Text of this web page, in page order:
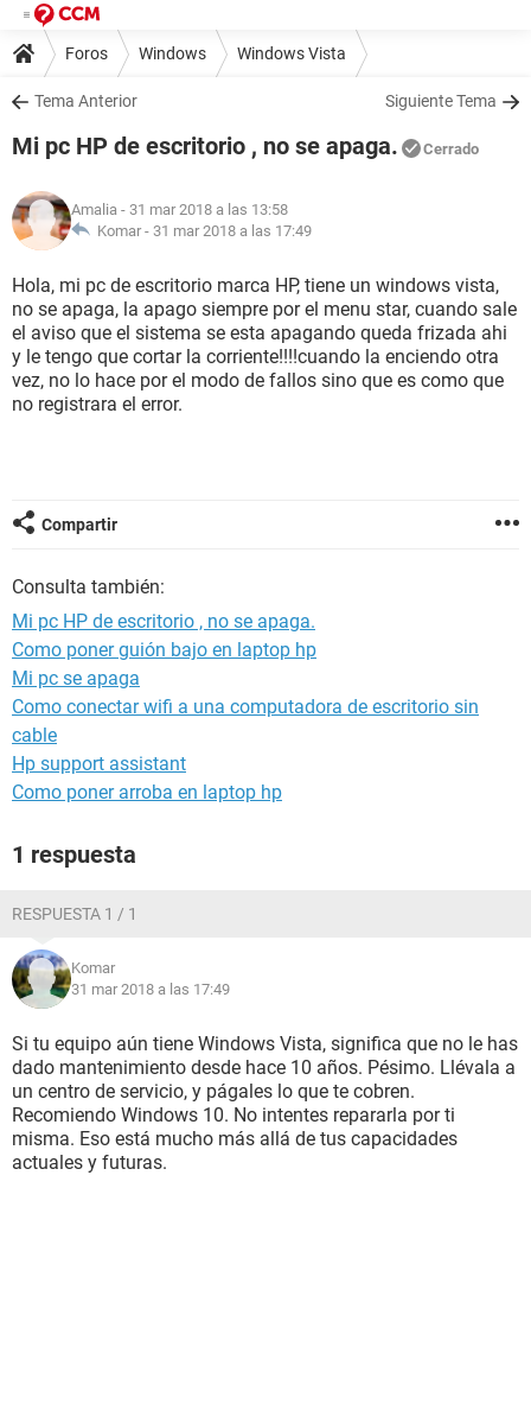
Foros Windows Windows Vista
Tema Anterior Siguiente Tema
Mi pc HP de escritorio , no se apaga. Cerrado
Amalia - 31 mar 2018 a las 13:58
Komar - 31 mar 2018 a las 17:49
Hola, mi pc de escritorio marca HP, tiene un windows vista,
no se apaga, la apago siempre por el menu star, cuando sale
el aviso que el sistema se esta apagando queda frizada ahi
y le tengo que cortar la corriente!!!!cuando la enciendo otra
vez, no lo hace por el modo de fallos sino que es como que
no registrara el error.
Compartir
Consulta también:
Mi pc HP de escritorio , no se apaga.
Como poner guión bajo en laptop hp
Mi pc se apaga
Como conectar wifi a una computadora de escritorio sin
cable
Hp support assistant
Como poner arroba en laptop hp
1 respuesta
RESPUESTA 1 / 1
Komar
31 mar 2018 a las 17:49
Si tu equipo aún tiene Windows Vista, significa que no le has
dado mantenimiento desde hace 10 años. Pésimo. Llévala a
un centro de servicio, y págales lo que te cobren.
Recomiendo Windows 10. No intentes repararla por ti
misma. Eso está mucho más allá de tus capacidades
actuales y futuras.